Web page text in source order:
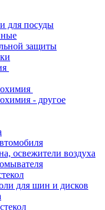
для посуды
защиты
- другое
освежители воздуха
для шин и дисков